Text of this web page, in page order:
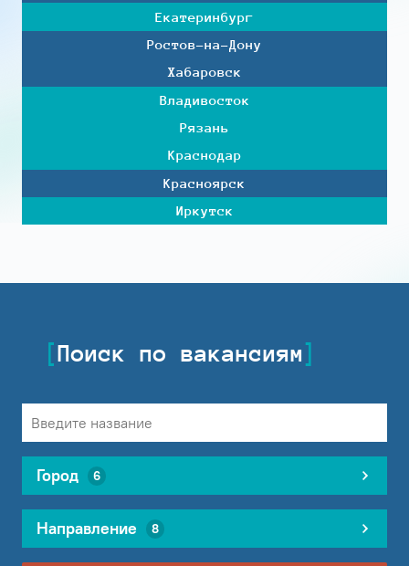
Екатеринбург
Ростов-на-Дону
Хабаровск
Владивосток
Рязань
Краснодар
Красноярск
Иркутск
Поиск по вакансиям
Город 6
Направление 8